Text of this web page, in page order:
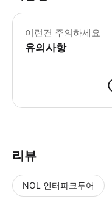
이런건 주의하세요
유의사항
리뷰
NOL 인터파크투어